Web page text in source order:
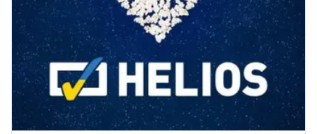
Wykłady, pokazy, imprezy okolicznościowe(12)
Poza Białymstokiem(1)